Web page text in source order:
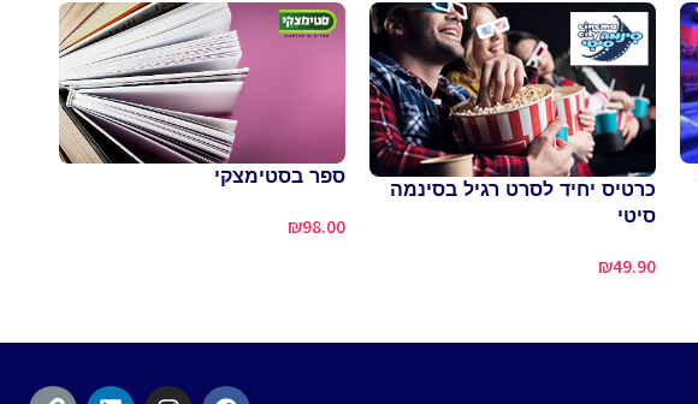
כרטיס יחיד לסרט רגיל בסינמה
סיטי
₪49.90
ספר בסטימצקי
₪98.00